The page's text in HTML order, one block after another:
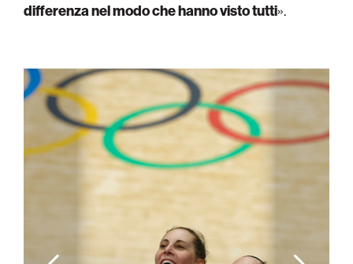
differenza nel modo che hanno visto tutti».